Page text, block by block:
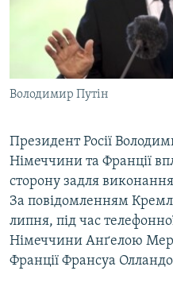
ВІДЕОУРОКИ «ELIFBE»
СВІДЧЕННЯ ОКУПАЦІЇ
УКРАЇНСЬКА ПРОБЛЕМА КРИМУ
ІНФОГРАФІКА
Русский
Qırımtatar
ДОЛУЧАЙСЯ!
Усі сайти RFE/RL
Володимир Путін
Президент Росії
Німеччини та Франції
сторону задля
За повідомленням
липня, під час
Німеччини Анґелою
Франції Франсуа